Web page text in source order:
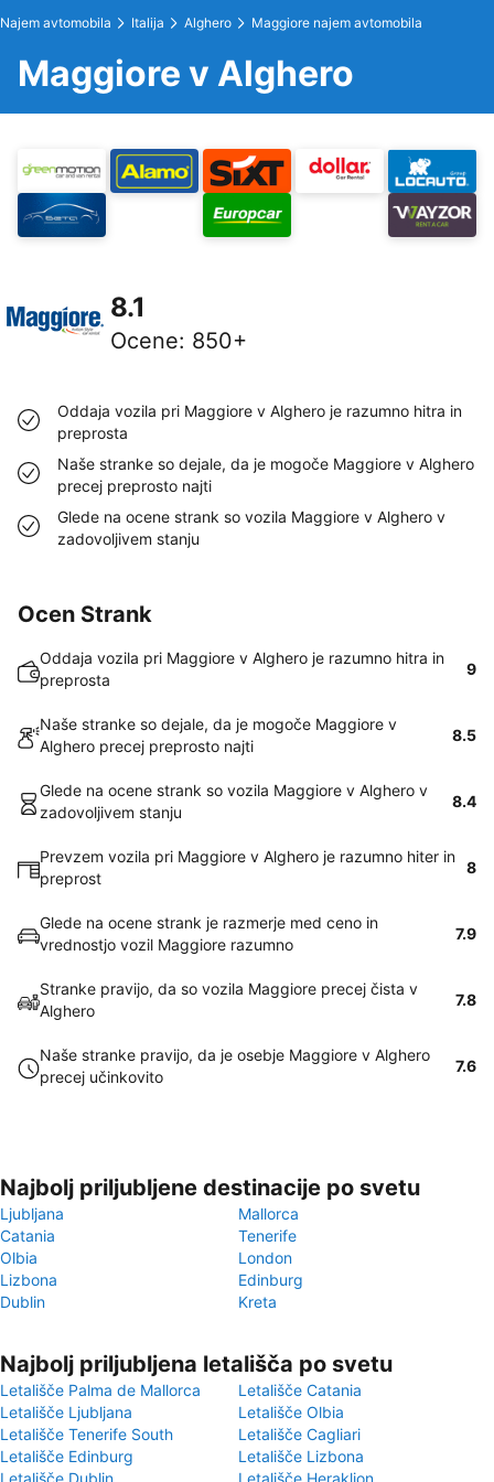
Najem avtomobila Italija Alghero Maggiore najem avtomobila
Maggiore v Alghero
8.1
Ocene: 850+
Oddaja vozila pri Maggiore v Alghero je razumno hitra in
preprosta
Naše stranke so dejale, da je mogoče Maggiore v Alghero
precej preprosto najti
Glede na ocene strank so vozila Maggiore v Alghero v
zadovoljivem stanju
Ocen Strank
Oddaja vozila pri Maggiore v Alghero je razumno hitra in
preprosta
9
Naše stranke so dejale, da je mogoče Maggiore v
Alghero precej preprosto najti
8.5
Glede na ocene strank so vozila Maggiore v Alghero v
zadovoljivem stanju
8.4
Prevzem vozila pri Maggiore v Alghero je razumno hiter in
preprost
8
Glede na ocene strank je razmerje med ceno in
vrednostjo vozil Maggiore razumno
7.9
Stranke pravijo, da so vozila Maggiore precej čista v
Alghero
7.8
Naše stranke pravijo, da je osebje Maggiore v Alghero
precej učinkovito
7.6
Najbolj priljubljene destinacije po svetu
Ljubljana
Mallorca
Catania
Tenerife
Olbia
London
Lizbona
Edinburg
Dublin
Kreta
Najbolj priljubljena letališča po svetu
Letališče Palma de Mallorca
Letališče Catania
Letališče Ljubljana
Letališče Olbia
Letališče Tenerife South
Letališče Cagliari
Letališče Edinburg
Letališče Lizbona
Letališče Dublin
Letališče Heraklion